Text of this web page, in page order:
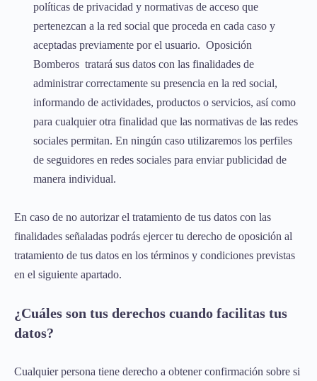
políticas de privacidad y normativas de acceso que
pertenezcan a la red social que proceda en cada caso y
aceptadas previamente por el usuario. Oposición
Bomberos tratará sus datos con las finalidades de
administrar correctamente su presencia en la red social,
informando de actividades, productos o servicios, así como
para cualquier otra finalidad que las normativas de las redes
sociales permitan. En ningún caso utilizaremos los perfiles
de seguidores en redes sociales para enviar publicidad de
manera individual.
En caso de no autorizar el tratamiento de tus datos con las
finalidades señaladas podrás ejercer tu derecho de oposición al
tratamiento de tus datos en los términos y condiciones previstas
en el siguiente apartado.
¿Cuáles son tus derechos cuando facilitas tus
datos?
Cualquier persona tiene derecho a obtener confirmación sobre si